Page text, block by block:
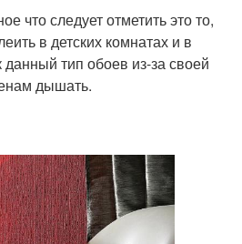
что следует отметить это то,
в детских комнатах и в
тип обоев из-за своей
дышать.